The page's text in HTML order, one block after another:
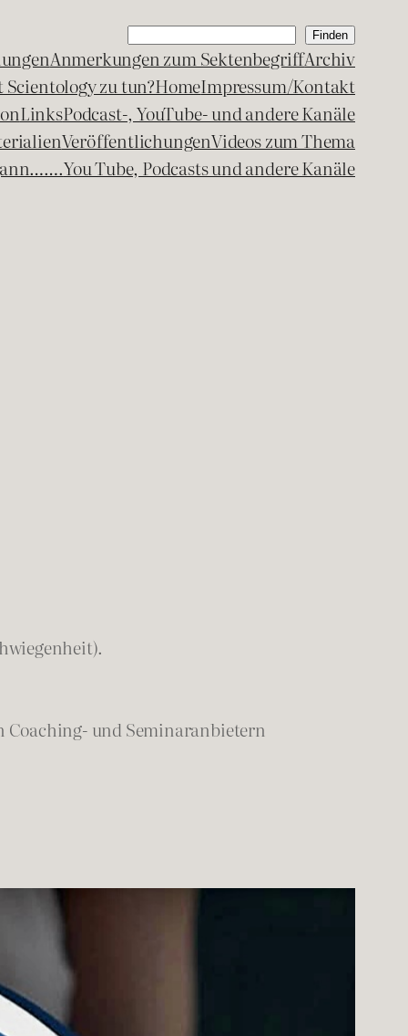
Suchen Finden
Anmerkungen zum SektenbegriffArchiv
zu tun?HomeImpressum/Kontakt
LinksPodcast-, YouTube- und andere Kanäle
VeröffentlichungenVideos zum Thema
You Tube, Podcasts und andere Kanäle
und Seminaranbietern